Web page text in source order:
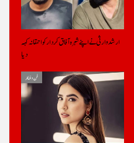
ارشد وارثی نے اپنے شہرہ آفاق کردار کو احمقانہ کہہ
دیا
فن و فنکار